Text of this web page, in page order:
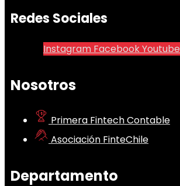
Redes Sociales
Instagram FacebookYoutube
Nosotros
Primera Fintech Contable
Asociación FinteChile
Departamento